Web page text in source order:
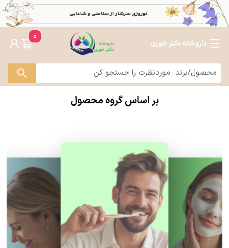
داروخانه دکتر خوری
0
بر اساس گروه محصول